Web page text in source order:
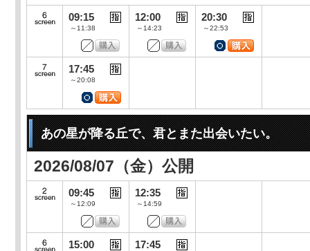
09:15
～11:38
12:00
～14:23
20:30
～22:53
17:45
～20:08
あの星が降る丘で、君とまた出会いたい。
2026/08/07（金）公開
09:45
～12:09
12:35
～14:59
15:00 17:45